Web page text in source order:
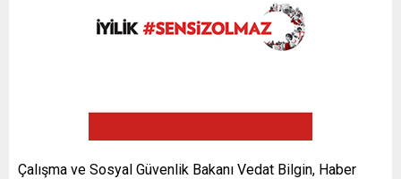
Çalışma ve Sosyal Güvenlik Bakanı Vedat Bilgin, Haber